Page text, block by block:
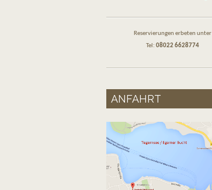
Reservierungen erbeten unter
Tel: 08022 6628774
ANFAHRT